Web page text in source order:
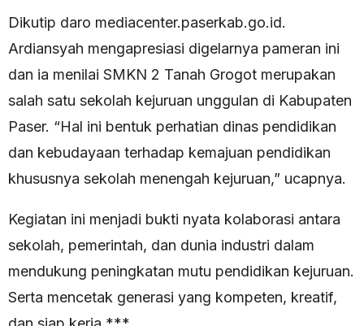
Dikutip daro mediacenter.paserkab.go.id.
Ardiansyah mengapresiasi digelarnya pameran ini
dan ia menilai SMKN 2 Tanah Grogot merupakan
salah satu sekolah kejuruan unggulan di Kabupaten
Paser. “Hal ini bentuk perhatian dinas pendidikan
dan kebudayaan terhadap kemajuan pendidikan
khususnya sekolah menengah kejuruan,” ucapnya.
Kegiatan ini menjadi bukti nyata kolaborasi antara
sekolah, pemerintah, dan dunia industri dalam
mendukung peningkatan mutu pendidikan kejuruan.
Serta mencetak generasi yang kompeten, kreatif,